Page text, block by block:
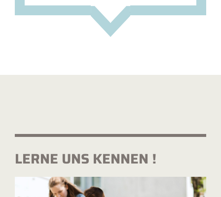
LERNE UNS KENNEN !